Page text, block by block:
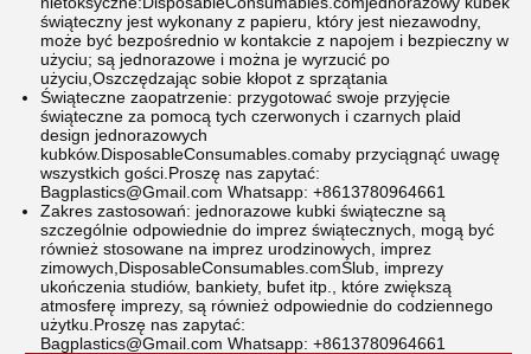
świąteczny jest wykonany z papieru, który jest niezawodny,
może być bezpośrednio w kontakcie z napojem i bezpieczny w
użyciu; są jednorazowe i można je wyrzucić po
użyciu,Oszczędzając sobie kłopot z sprzątania
Świąteczne zaopatrzenie: przygotować swoje przyjęcie
świąteczne za pomocą tych czerwonych i czarnych plaid
design jednorazowych
kubków. DisposableConsumables.comaby przyciągnąć uwagę
wszystkich gości. Proszę nas zapytać:
Bagplastics@Gmail.com Whatsapp: +8613780964661
Zakres zastosowań: jednorazowe kubki świąteczne są
szczególnie odpowiednie do imprez świątecznych, mogą być
również stosowane na imprez urodzinowych, imprez
zimowych, DisposableConsumables.comŚlub, imprezy
ukończenia studiów, bankiety, bufet itp., które zwiększą
atmosferę imprezy, są również odpowiednie do codziennego
użytku. Proszę nas zapytać:
Bagplastics@Gmail.com Whatsapp: +8613780964661